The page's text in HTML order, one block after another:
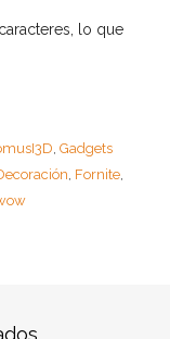
lo que
Gadgets
Fornite